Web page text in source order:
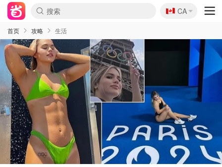
🇨🇦
CA
首页 攻略 生活